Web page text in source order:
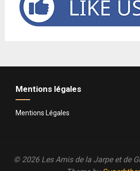
Mentions légales
Mentions Légales
© 2026 Les Amis de la Jarpe et de